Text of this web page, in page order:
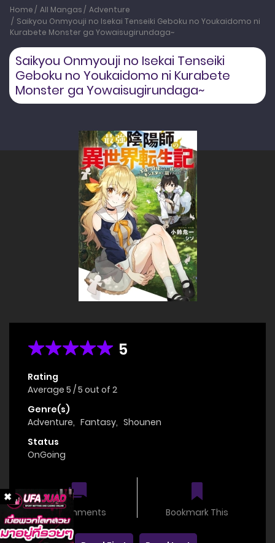
Home All Mangas
Adventure
Saikyou Onmyouji no Isekai Tenseiki Geboku no Youkaidomo ni
Kurabete Monster ga Yowaisugirundaga~
Saikyou Onmyouji no Isekai Tenseiki
Geboku no Youkaidomo ni Kurabete
Monster ga Yowaisugirundaga~
5
Rating
Average 5 /5 out of 2
Genre(s)
Adventure, Fantasy, Shounen
Status
OnGoing
0 comments Bookmark This